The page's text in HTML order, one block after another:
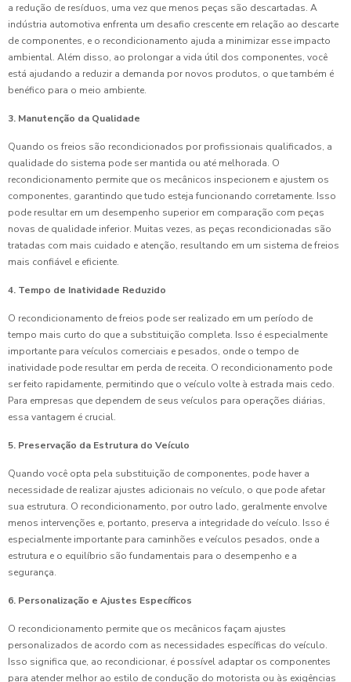
a redução de resíduos, uma vez que menos peças são descartadas. A
indústria automotiva enfrenta um desafio crescente em relação ao descarte
de componentes, e o recondicionamento ajuda a minimizar esse impacto
ambiental. Além disso, ao prolongar a vida útil dos componentes, você
está ajudando a reduzir a demanda por novos produtos, o que também é
benéfico para o meio ambiente.
3. Manutenção da Qualidade
Quando os freios são recondicionados por profissionais qualificados, a
qualidade do sistema pode ser mantida ou até melhorada. O
recondicionamento permite que os mecânicos inspecionem e ajustem os
componentes, garantindo que tudo esteja funcionando corretamente. Isso
pode resultar em um desempenho superior em comparação com peças
novas de qualidade inferior. Muitas vezes, as peças recondicionadas são
tratadas com mais cuidado e atenção, resultando em um sistema de freios
mais confiável e eficiente.
4. Tempo de Inatividade Reduzido
O recondicionamento de freios pode ser realizado em um período de
tempo mais curto do que a substituição completa. Isso é especialmente
importante para veículos comerciais e pesados, onde o tempo de
inatividade pode resultar em perda de receita. O recondicionamento pode
ser feito rapidamente, permitindo que o veículo volte à estrada mais cedo.
Para empresas que dependem de seus veículos para operações diárias,
essa vantagem é crucial.
5. Preservação da Estrutura do Veículo
Quando você opta pela substituição de componentes, pode haver a
necessidade de realizar ajustes adicionais no veículo, o que pode afetar
sua estrutura. O recondicionamento, por outro lado, geralmente envolve
menos intervenções e, portanto, preserva a integridade do veículo. Isso é
especialmente importante para caminhões e veículos pesados, onde a
estrutura e o equilíbrio são fundamentais para o desempenho e a
segurança.
6. Personalização e Ajustes Específicos
O recondicionamento permite que os mecânicos façam ajustes
personalizados de acordo com as necessidades específicas do veículo.
Isso significa que, ao recondicionar, é possível adaptar os componentes
para atender melhor ao estilo de condução do motorista ou às exigências